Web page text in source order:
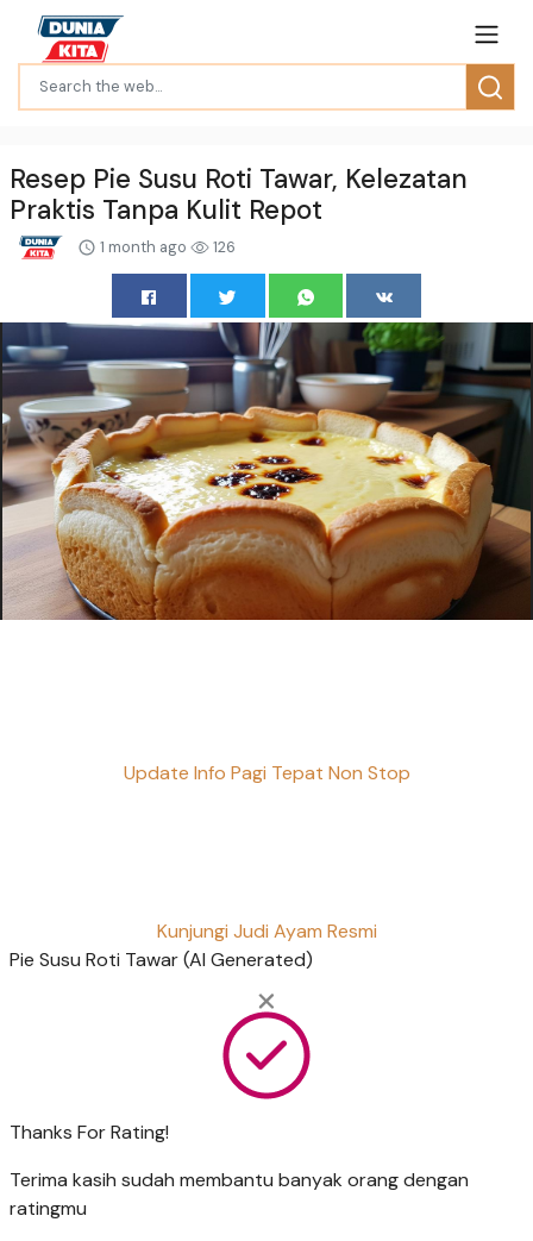
Resep Pie Susu Roti Tawar, Kelezatan
Praktis Tanpa Kulit Repot
1 month ago 126
Update Info Pagi Tepat Non Stop
Kunjungi Judi Ayam Resmi
Pie Susu Roti Tawar (AI Generated)
Thanks For Rating!
Terima kasih sudah membantu banyak orang dengan
ratingmu